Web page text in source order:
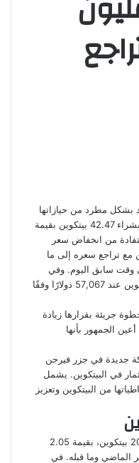
بشكل مطرد من حيازاتها
للبيتكوين كل أسبوع. قامت ميتابلانيت بشراء 42.47 بيتكوين بقيمة
للاستفادة من انخفاض سعر
مع تراجع سعره إلى ما
في وقت سابق اليوم. وفي
وقت كتابة هذا المقال، يتم تداول البيتكوين عند 57,067 دولارًا وفقًا
جريئة بقرارها زيادة
الجمهور بأنها
جديدة في جزر فيرجن
في البيتكوين. يشمل
من البيتكوين وتعزيز
جمعت شركة الاستثمار اليابانية 203.734 بيتكوين، بقيمة 2.05
الماضي وما قبله. في